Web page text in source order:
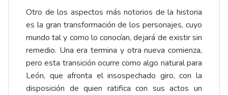
Otro de los aspectos más notorios de la historia
es la gran transformación de los personajes, cuyo
mundo tal y como lo conocían, dejará de existir sin
remedio. Una era termina y otra nueva comienza,
pero esta transición ocurre como algo natural para
León, que afronta el insospechado giro, con la
disposición de quien ratifica con sus actos un